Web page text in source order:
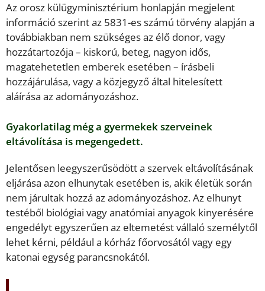
Az orosz külügyminisztérium honlapján megjelent
információ szerint az 5831-es számú törvény alapján a
továbbiakban nem szükséges az élő donor, vagy
hozzátartozója – kiskorú, beteg, nagyon idős,
magatehetetlen emberek esetében – írásbeli
hozzájárulása, vagy a közjegyző által hitelesített
aláírása az adományozáshoz.
Gyakorlatilag még a gyermekek szerveinek
eltávolítása is megengedett.
Jelentősen leegyszerűsödött a szervek eltávolításának
eljárása azon elhunytak esetében is, akik életük során
nem járultak hozzá az adományozáshoz. Az elhunyt
testéből biológiai vagy anatómiai anyagok kinyerésére
engedélyt egyszerűen az eltemetést vállaló személytől
lehet kérni, például a kórház főorvosától vagy egy
katonai egység parancsnokától.